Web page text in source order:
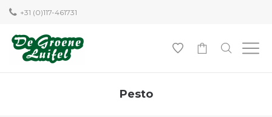
+31 (0)117-461731
Pesto